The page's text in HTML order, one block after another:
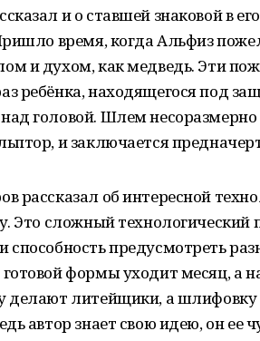
и о ставшей знаковой в
время, когда Альфиз
и духом, как медведь. Эти
ребёнка, находящегося под
головой. Шлем несоразмерно
и заключается
рассказал об интересной
Это сложный технологический
способность предусмотреть
готовой формы уходит месяц, а
делают литейщики, а
автор знает свою идею, он ее